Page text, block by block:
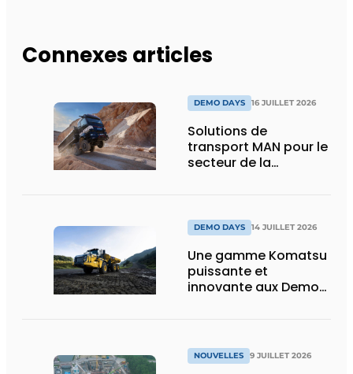
Connexes articles
DEMO DAYS 16 JUILLET 2026
Solutions de
transport MAN pour le
secteur de la
DEMO DAYS 14 JUILLET 2026
Une gamme Komatsu
puissante et
innovante aux Demo
NOUVELLES 9 JUILLET 2026